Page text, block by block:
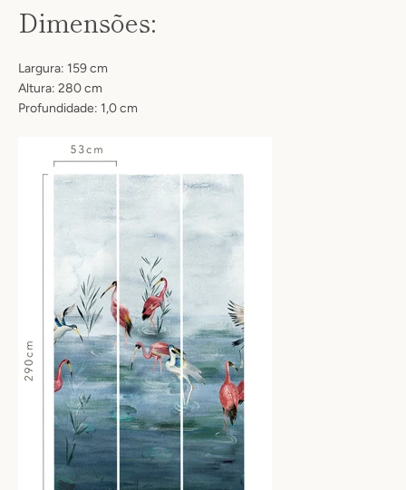
Dimensões:
Largura: 159 cm
Altura: 280 cm
Profundidade: 1,0 cm